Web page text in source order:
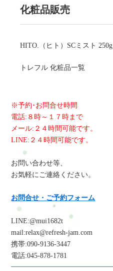
化粧品販売
HITO.（ヒト）SCミスト 250g
トレフル 化粧品一覧
※予約･お問合せ時間
電話:８時～１７時まで
メール:２４時間可能です。
LINE:２４時間可能です。
お問い合わせ等、
お気軽にご連絡ください。
お問合せ・ご予約フォーム
LINE:@mui1682t
mail:relax@refresh-jam.com
携帯:090-9136-3447
電話:045-878-1781